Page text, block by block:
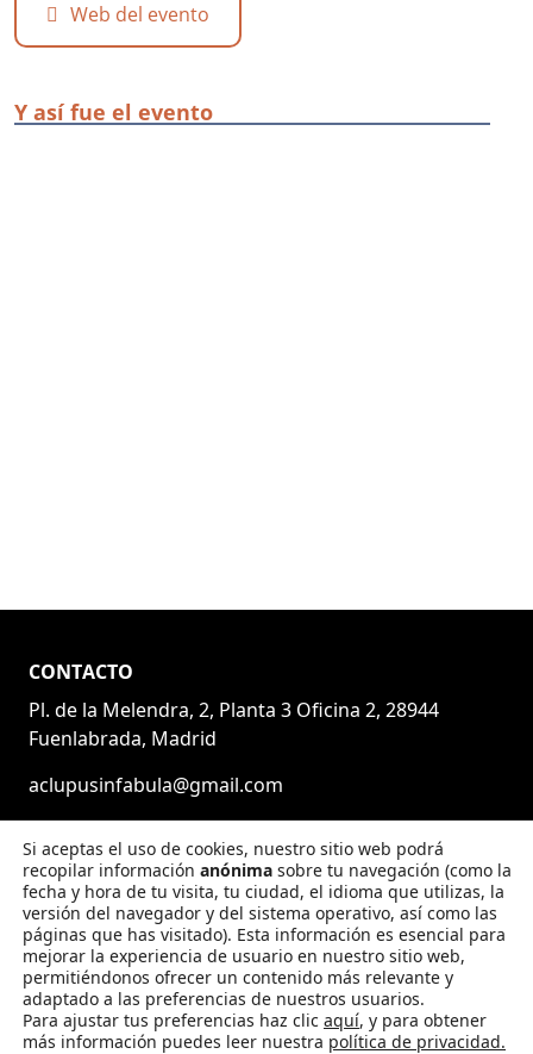
Web del evento
Y así fue el evento
CONTACTO
Pl. de la Melendra, 2, Planta 3 Oficina 2, 28944
Fuenlabrada, Madrid
aclupusinfabula@gmail.com
ENTIDADES COLABORADORAS
SÍGUENOS EN LAS REDES
Si aceptas el uso de cookies, nuestro sitio web podrá
recopilar información anónima sobre tu navegación (como la
fecha y hora de tu visita, tu ciudad, el idioma que utilizas, la
versión del navegador y del sistema operativo, así como las
páginas que has visitado). Esta información es esencial para
mejorar la experiencia de usuario en nuestro sitio web,
permitiéndonos ofrecer un contenido más relevante y
adaptado a las preferencias de nuestros usuarios.
Para ajustar tus preferencias haz clic aquí, y para obtener
más información puedes leer nuestra política de privacidad.